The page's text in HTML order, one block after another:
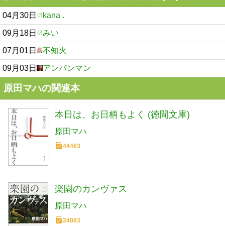
04月30日 kana .
09月18日 みい
07月01日 不知火
09月03日 アンパンマン
原田マハの関連本
本日は、お日柄もよく (徳間文庫)
原田マハ
44463
楽園のカンヴァス
原田マハ
24083